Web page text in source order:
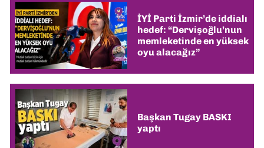
İYİ Parti İzmir’de iddialı
hedef: “Dervişoğlu’nun
memleketinde en yüksek
oyu alacağız”
Başkan Tugay BASKI
yaptı